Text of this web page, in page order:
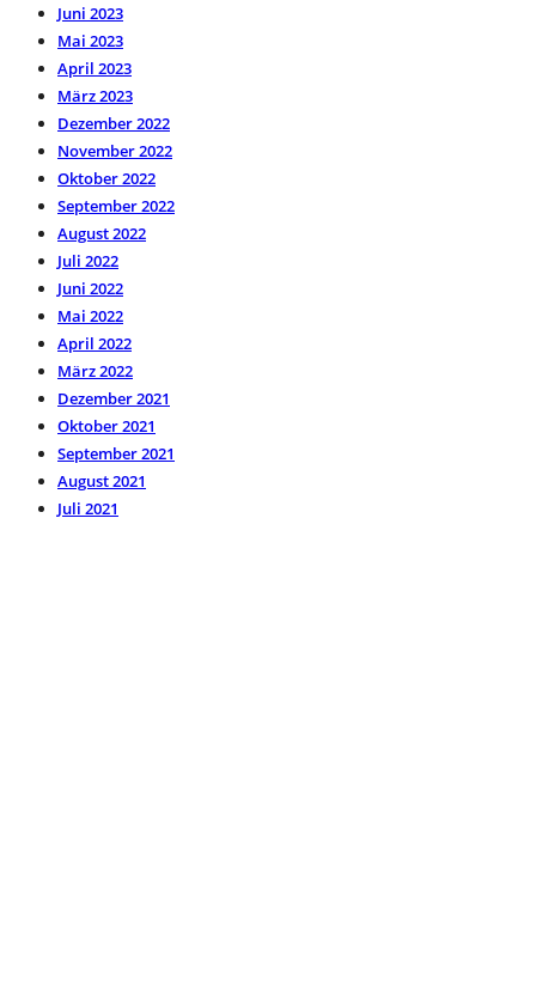
Juni 2023
Mai 2023
April 2023
März 2023
Dezember 2022
November 2022
Oktober 2022
September 2022
August 2022
Juli 2022
Juni 2022
Mai 2022
April 2022
März 2022
Dezember 2021
Oktober 2021
September 2021
August 2021
Juli 2021